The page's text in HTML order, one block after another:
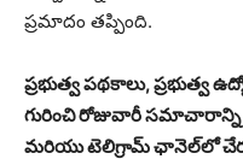
ప్రమాదం తప్పింది.
ప్రభుత్వ పథకాలు, ప్రభుత్వ
గురించి రోజువారీ
మరియు టెలిగ్రామ్ ఛానెల్‌లో